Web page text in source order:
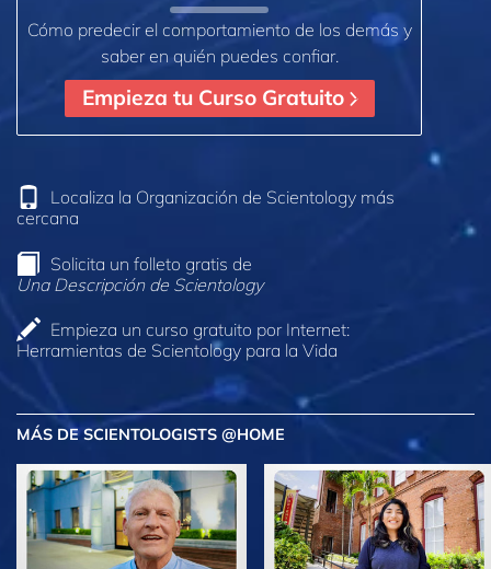
Cómo predecir el comportamiento de los demás y
saber en quién puedes confiar.
Empieza tu Curso Gratuito
Localiza la Organización de Scientology más
cercana
Solicita un folleto gratis de
Una Descripción de Scientology
Empieza un curso gratuito por Internet:
Herramientas de Scientology para la Vida
MÁS DE SCIENTOLOGISTS @HOME